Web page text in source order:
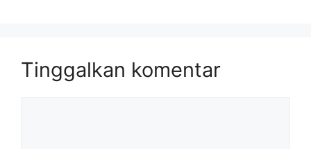
Tinggalkan komentar